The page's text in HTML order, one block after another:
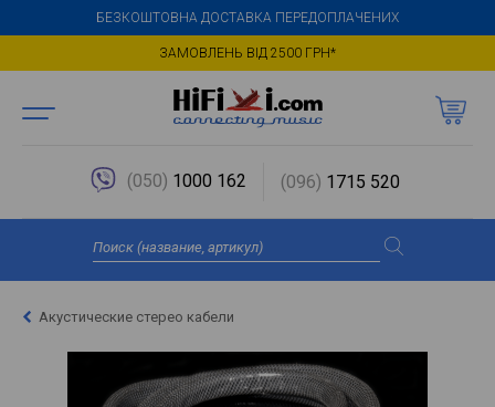
БЕЗКОШТОВНА ДОСТАВКА ПЕРЕДОПЛАЧЕНИХ
ЗАМОВЛЕНЬ ВІД 2500 ГРН*
(050) 1000 162 (096) 1715 520
Акустические стерео кабели